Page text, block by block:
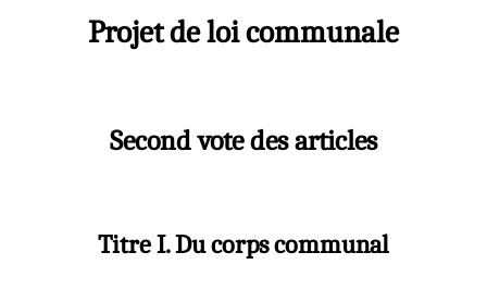
Projet de loi communale
Second vote des articles
Titre I. Du corps communal